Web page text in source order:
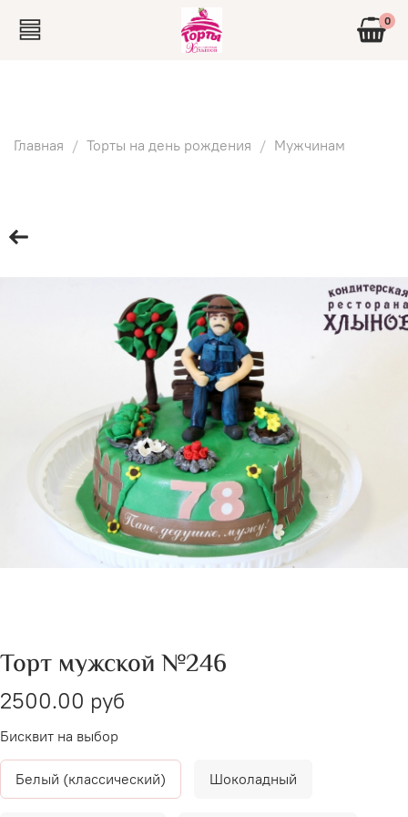
0
Главная Торты на день рождения Мужчинам
Торт мужской №246
2500.00 руб
Бисквит на выбор
Белый (классический) Шоколадный